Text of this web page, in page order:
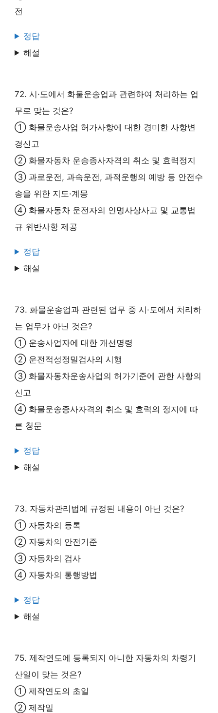
전
정답
해설
72. 시·도에서 화물운송업과 관련하여 처리하는 업
무로 맞는 것은?
① 화물운송사업 허가사항에 대한 경미한 사항변
경신고
② 화물자동차 운송종사자격의 취소 및 효력정지
③ 과로운전, 과속운전, 과적운행의 예방 등 안전수
송을 위한 지도·계몽
④ 화물자동차 운전자의 인명사상사고 및 교통법
규 위반사항 제공
정답
해설
73. 화물운송업과 관련된 업무 중 시·도에서 처리하
는 업무가 아닌 것은?
① 운송사업자에 대한 개선명령
② 운전적성정밀검사의 시행
③ 화물자동차운송사업의 허가기준에 관한 사항의
신고
④ 화물운송종사자격의 취소 및 효력의 정지에 따
른 청문
정답
해설
73. 자동차관리법에 규정된 내용이 아닌 것은?
① 자동차의 등록
② 자동차의 안전기준
③ 자동차의 검사
④ 자동차의 통행방법
정답
해설
75. 제작연도에 등록되지 아니한 자동차의 차령기
산일이 맞는 것은?
① 제작연도의 초일
② 제작일